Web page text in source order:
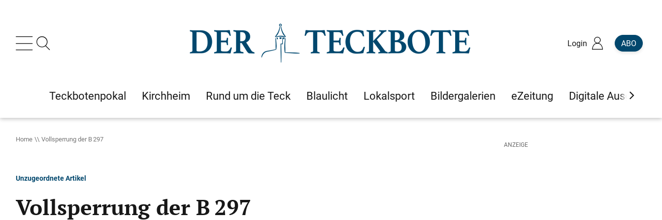
Login ABO
Teckbotenpokal Kirchheim Rund um die Teck Blaulicht Lokalsport Bildergalerien eZeitung Digitale Ausgaben
Home Vollsperrung der B 297
Unzugeordnete Artikel
Vollsperrung der B 297